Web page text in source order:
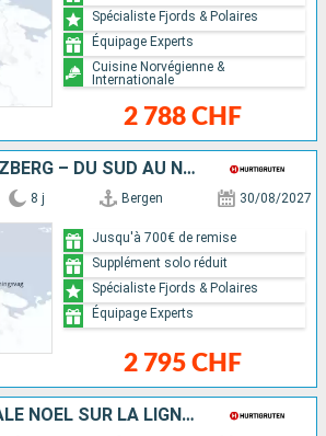
2 788 CHF
Spécialiste Fjords & Polaires
Équipage Experts
Cuisine Norvégienne &
Internationale
LA LIGNE DU SPITZBERG – DU SUD AU NORD
8 j Bergen 30/08/2027
2 795 CHF
Jusqu'à 700€ de remise
Supplément solo réduit
Spécialiste Fjords & Polaires
Équipage Experts
CROISIÈRE SPÉCIALE NOËL SUR LA LIGNE DU CAP NORD